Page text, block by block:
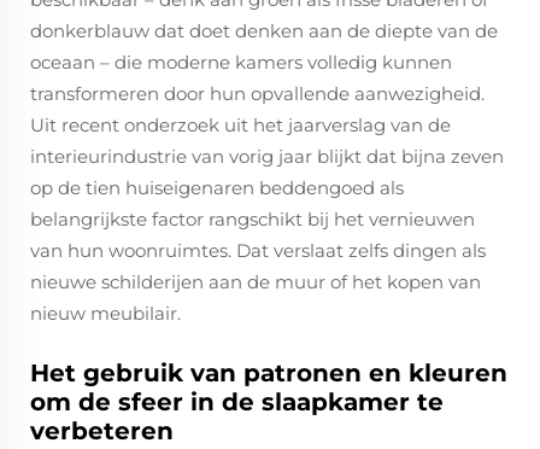
donkerblauw dat doet denken aan de diepte van de
oceaan – die moderne kamers volledig kunnen
transformeren door hun opvallende aanwezigheid.
Uit recent onderzoek uit het jaarverslag van de
interieurindustrie van vorig jaar blijkt dat bijna zeven
op de tien huiseigenaren beddengoed als
belangrijkste factor rangschikt bij het vernieuwen
van hun woonruimtes. Dat verslaat zelfs dingen als
nieuwe schilderijen aan de muur of het kopen van
nieuw meubilair.
Het gebruik van patronen en kleuren
om de sfeer in de slaapkamer te
verbeteren